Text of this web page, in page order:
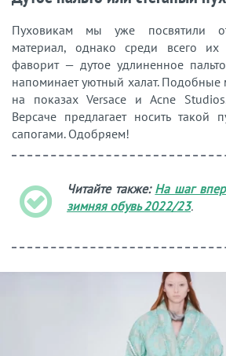
Пуховикам мы уже посвятили
материал, однако среди всего
фаворит — дутое удлиненное
напоминает уютный халат.
на показах Versace и Acne
Версаче предлагает носить такой
сапогами. Одобряем!
Читайте также: На шаг
зимняя обувь 2022/23.